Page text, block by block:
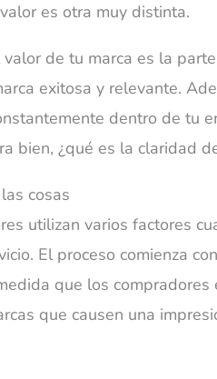
es otra muy distinta.
de tu marca es la
exitosa y relevante.
dentro de tu
bien,¿qué es la claridad
cosas
utilizan varios factores
El proceso comienza
que los compradores
que causen una